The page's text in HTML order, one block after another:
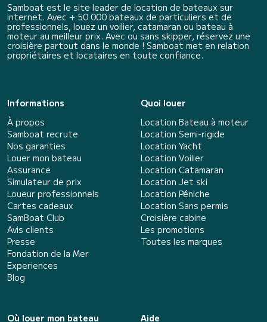
Samboat est le site leader de location de bateaux sur
internet. Avec + 50 000 bateaux de particuliers et de
professionnels, louez un voilier, catamaran ou bateau à
moteur au meilleur prix. Avec ou sans skipper, réservez une
croisière partout dans le monde ! Samboat met en relation
propriétaires et locataires en toute confiance.
Informations
À propos
Samboat recrute
Nos garanties
Louer mon bateau
Assurance
Simulateur de prix
Loueur professionnels
Cartes cadeaux
SamBoat Club
Avis clients
Presse
Fondation de la Mer
Experiences
Blog
Quoi louer
Location Bateau à moteur
Location Semi-rigide
Location Yacht
Location Voilier
Location Catamaran
Location Jet ski
Location Péniche
Location Sans permis
Croisière cabine
Les promotions
Toutes les marques
Où louer mon bateau
Aide